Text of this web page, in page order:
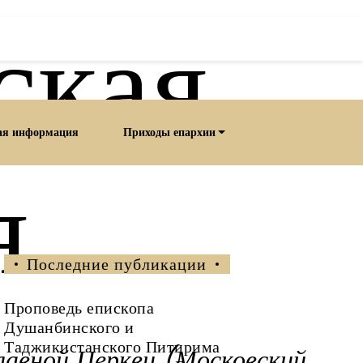
информация Приходы епархии
Последние публикации
Проповедь епископа
Душанбинского и
Таджикистанского Питирима